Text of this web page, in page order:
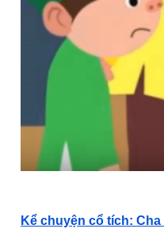
Kể chuyện cổ tích: